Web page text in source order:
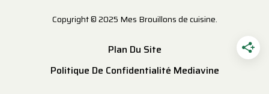
Copyright © 2025 Mes Brouillons de cuisine.
Plan Du Site
Politique De Confidentialité Mediavine